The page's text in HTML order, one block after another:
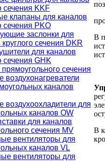
сечения KKF
клапаны для каналов
сечения PKO
заслонки для
сечения DKR
для каналов
сечения GHK
сечения
воздухонагреватели
каналов
воздухоохладители для
каналов OW
для каналов
сечения MV
вентиляторы для
каналов VL
вентиляторы для
В
В